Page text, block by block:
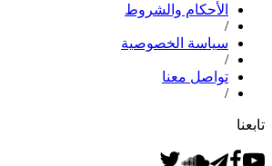
الأحكام والشروط
/
سياسة الخصوصية
/
تواصل معنا
/
تابعنا